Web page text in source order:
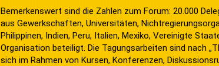
Bemerkenswert sind die Zahlen zum Forum: 20.000
aus Gewerkschaften, Universitäten,
Philippinen, Indien, Peru, Italien, Mexiko, Vereinigte
Organisation beteiligt. Die Tagungsarbeiten sind nach
sich im Rahmen von Kursen, Konferenzen,